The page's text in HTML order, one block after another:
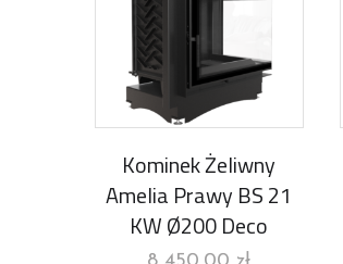
Kominek Żeliwny
Amelia Prawy BS 21
KW Ø200 Deco